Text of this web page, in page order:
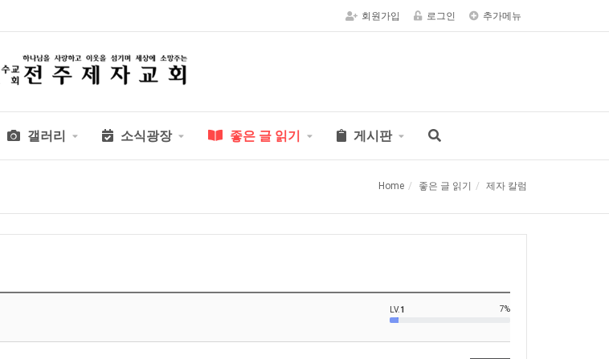
회원가입 로그인 추가메뉴
갤러리 소식광장 좋은 글 읽기 게시판
Home 좋은 글 읽기 제자 칼럼
LV.1 7%